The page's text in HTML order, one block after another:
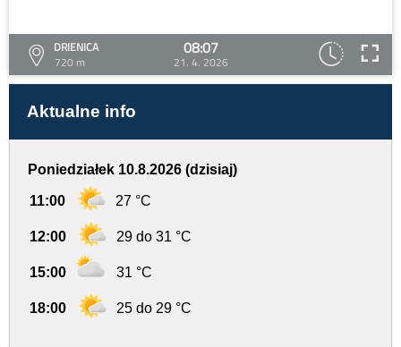
DRIENICA
720 m
08:07
21. 4. 2026
Aktualne info
Poniedziałek 10.8.2026 (dzisiaj)
11:00 27 °C
12:00 29 do 31 °C
15:00 31 °C
18:00 25 do 29 °C